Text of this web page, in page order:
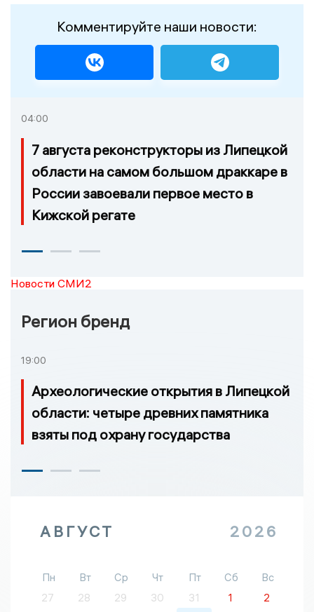
Комментируйте наши новости:
04:00
7 августа реконструкторы из Липецкой
области на самом большом драккаре в
России завоевали первое место в
Кижской регате
Новости СМИ2
Регион бренд
19:00
Археологические открытия в Липецкой
области: четыре древних памятника
взяты под охрану государства
АВГУСТ 2026
Пн Вт Ср Чт Пт Сб
Вс
27
28 29 30 31 1 2